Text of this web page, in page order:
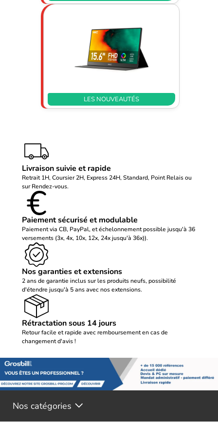
LES NOUVEAUTÉS
Livraison suivie et rapide
Retrait 1H, Coursier 2H, Express 24H, Standard, Point Relais ou
sur Rendez-vous.
Paiement sécurisé et modulable
Paiement via CB, PayPal, et échelonnement possible jusqu'à 36
versements (3x, 4x, 10x, 12x, 24x jusqu'à 36x)).
Nos garanties et extensions
2 ans de garantie inclus sur les produits neufs, possibilité
d'étendre jusqu'à 5 ans avec nos extensions.
Rétractation sous 14 jours
Retour facile et rapide avec remboursement en cas de
changement d'avis !
Nos catégories